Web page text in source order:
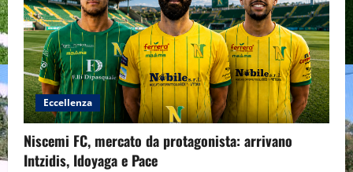
Eccellenza
Niscemi FC, mercato da protagonista: arrivano
Intzidis, Idoyaga e Pace